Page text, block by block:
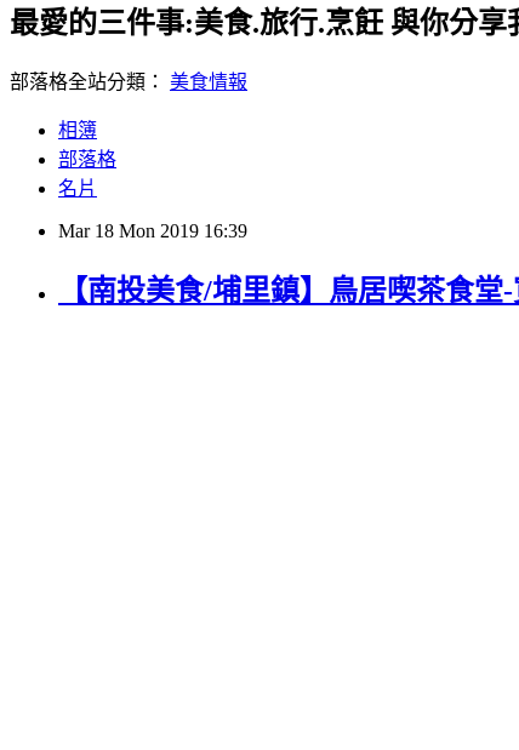
最愛的三件事:美食.旅行.烹飪 與你分享
部落格全站分類： 美食情報
相簿
部落格
名片
Mar 18 Mon 2019 16:39
【南投美食/埔里鎮】鳥居喫茶食堂